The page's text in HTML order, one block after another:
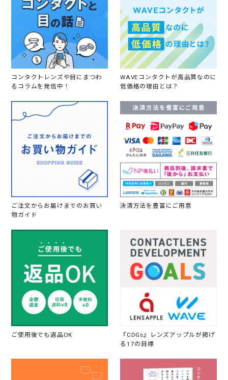
コンタクトレンズや目にまつわ
るコラムを発信中！
WAVEコンタクトが高品質なのに
低価格の理由とは？
ご注文からお届けまでのお買い
物ガイド
決済方法を豊富にご用意
ご使用後でも返品OK
『CDGs』レンズアップルが掲げ
る17の目標